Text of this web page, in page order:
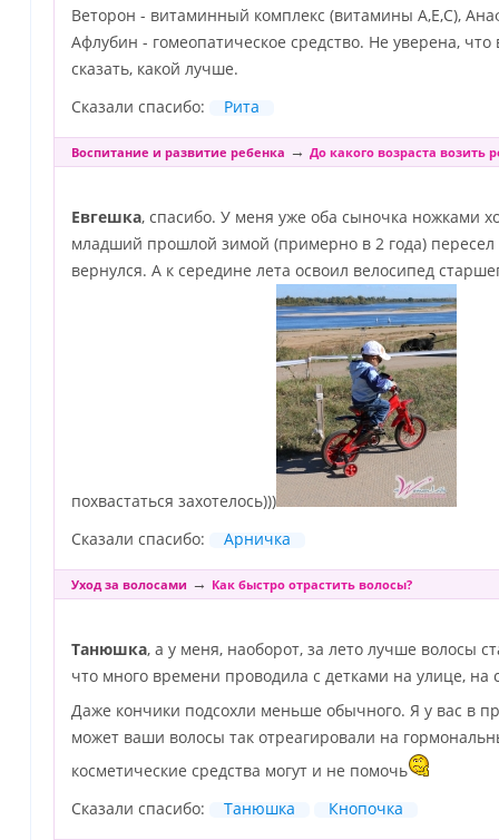
Веторон - витаминный комплекс (витамины А,Е,С),
Афлубин - гомеопатическое средство. Не уверена,
сказать, какой лучше.
Сказали спасибо:
Рита
Воспитание и развитие ребенка → До какого возраста возить
Евгешка, спасибо. У меня уже оба сыночка ножками
младший прошлой зимой (примерно в 2 года) пересел
вернулся. А к середине лета освоил велосипед
похвастаться захотелось)))
Сказали спасибо:
Арничка
Уход за волосами → Как быстро отрастить волосы?
Танюшка, а у меня, наоборот, за лето лучше волосы
что много времени проводила с детками на улице, на
Даже кончики подсохли меньше обычного. Я у вас в
может ваши волосы так отреагировали на
косметические средства могут и не помочь
Сказали спасибо:
Танюшка Кнопочка